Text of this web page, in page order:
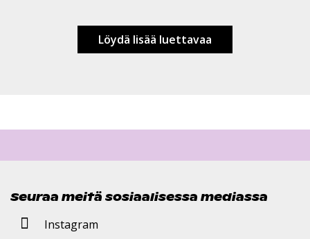
Löydä lisää luettavaa
Seuraa meitä sosiaalisessa mediassa
Instagram